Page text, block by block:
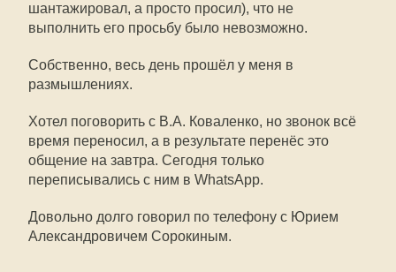
шантажировал, а просто просил), что не
выполнить его просьбу было невозможно.
Собственно, весь день прошёл у меня в
размышлениях.
Хотел поговорить с В.А. Коваленко, но звонок всё
время переносил, а в результате перенёс это
общение на завтра. Сегодня только
переписывались с ним в WhatsApp.
Довольно долго говорил по телефону с Юрием
Александровичем Сорокиным.